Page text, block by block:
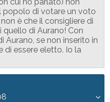
popolo di votare un voto
è che il consigliere di
di Aurano! Con
Aurano, se non inserito in
di essere eletto. Io la